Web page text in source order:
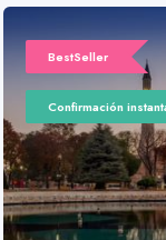
BestSeller
Confirmación